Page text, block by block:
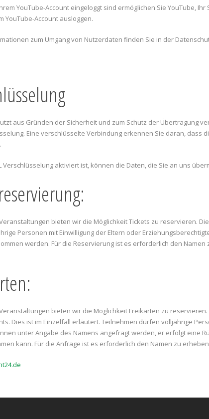
YouTube-Account eingeloggt sind ermöglichen Sie YouTube,
YouTube-Account ausloggen.
zum Umgang von Nutzerdaten finden Sie in der
aus Gründen der Sicherheit und zum Schutz der Übertragung
Eine verschlüsselte Verbindung erkennen Sie daran,
Verschlüsselung aktiviert ist, können die Daten, die Sie an uns
bieten wir die Möglichkeit Tickets zu reservieren.
Personen mit Einwilligung der Eltern oder
werden. Für die Reservierung ist es erforderlich den
bieten wir die Möglichkeit Freikarten zu
Dies ist im Einzelfall erläutert. Teilnehmen dürfen volljährige
unter Angabe des Namens angefragt werden, er erfolgt eine
kann. Für die Anfrage ist es erforderlich den Namen zu